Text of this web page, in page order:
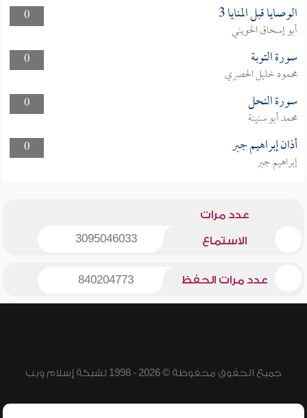
0
الوصايا قبل المنايا 3
أبو إسحاق الحويني
0
سورة التوبة
محمود خليل الحصري
0
سورة النحل
محمد أبو سنينة
0
أذان إبراهيم جبر
إبراهيم جبر
عدد مرات
الاستماع 3095046033
عدد مرات الحفظ 840204773
جميع الحقوق محفوظة © 2026 - 1998 لشبكة إسلام ويب